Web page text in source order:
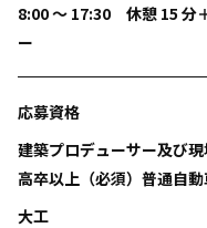
8:00 ～ 17:30 休憩 15 分
ー
応募資格
建築プロデューサー及び
高卒以上（必須）普通自
大工